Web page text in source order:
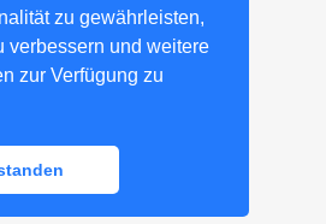
zu gewährleisten,
verbessern und weitere
zur Verfügung zu